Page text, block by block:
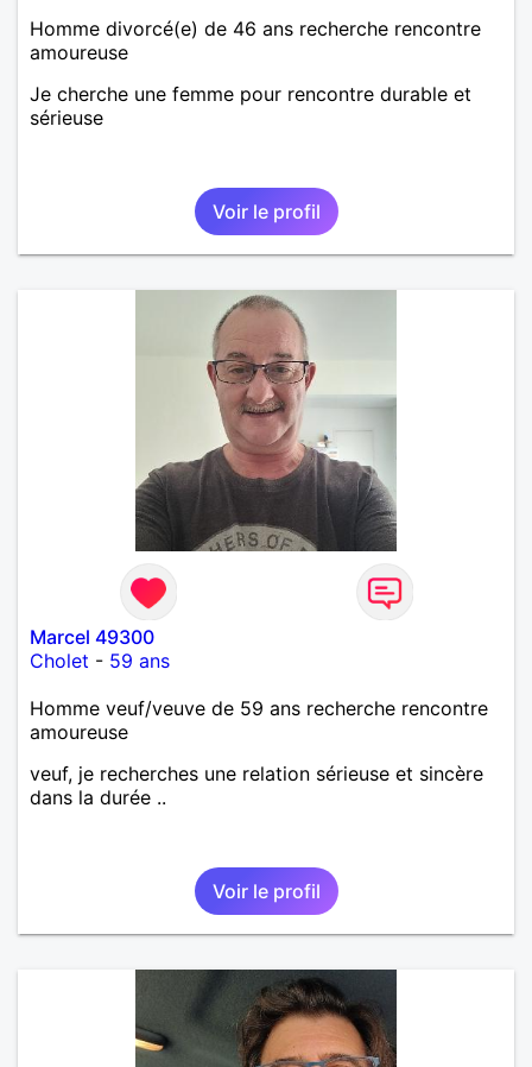
Homme divorcé(e) de 46 ans recherche rencontre
amoureuse
Je cherche une femme pour rencontre durable et
sérieuse
Voir le profil
Marcel 49300
Cholet - 59 ans
Homme veuf/veuve de 59 ans recherche rencontre
amoureuse
veuf, je recherches une relation sérieuse et sincère
dans la durée ..
Voir le profil